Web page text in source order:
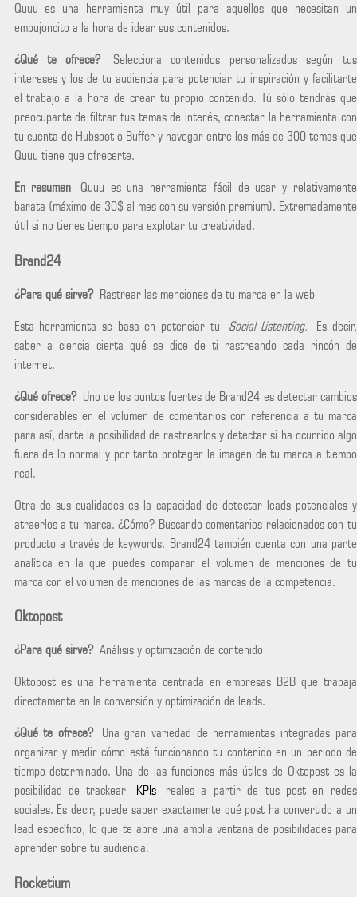
Quuu es una herramienta muy útil para aquellos que necesitan un
empujoncito a la hora de idear sus contenidos.
¿Qué te ofrece? Selecciona contenidos personalizados según tus
intereses y los de tu audiencia para potenciar tu inspiración y facilitarte
el trabajo a la hora de crear tu propio contenido. Tú sólo tendrás que
preocuparte de filtrar tus temas de interés, conectar la herramienta con
tu cuenta de Hubspot o Buffer y navegar entre los más de 300 temas que
Quuu tiene que ofrecerte.
En resumen Quuu es una herramienta fácil de usar y relativamente
barata (máximo de 30$ al mes con su versión premium). Extremadamente
útil si no tienes tiempo para explotar tu creatividad.
Brand24
¿Para qué sirve? Rastrear las menciones de tu marca en la web
Esta herramienta se basa en potenciar tu Social Listenting. Es decir,
saber a ciencia cierta qué se dice de ti rastreando cada rincón de
internet.
¿Qué ofrece? Uno de los puntos fuertes de Brand24 es detectar cambios
considerables en el volumen de comentarios con referencia a tu marca
para así, darte la posibilidad de rastrearlos y detectar si ha ocurrido algo
fuera de lo normal y por tanto proteger la imagen de tu marca a tiempo
real.
Otra de sus cualidades es la capacidad de detectar leads potenciales y
atraerlos a tu marca. ¿Cómo? Buscando comentarios relacionados con tu
producto a través de keywords. Brand24 también cuenta con una parte
analítica en la que puedes comparar el volumen de menciones de tu
marca con el volumen de menciones de las marcas de la competencia.
Oktopost
¿Para qué sirve? Análisis y optimización de contenido
Oktopost es una herramienta centrada en empresas B2B que trabaja
directamente en la conversión y optimización de leads.
¿Qué te ofrece? Una gran variedad de herramientas integradas para
organizar y medir cómo está funcionando tu contenido en un periodo de
tiempo determinado. Una de las funciones más útiles de Oktopost es la
posibilidad de trackear KPIsreales a partir de tus post en redes
sociales. Es decir, puede saber exactamente qué post ha convertido a un
lead específico, lo que te abre una amplia ventana de posibilidades para
aprender sobre tu audiencia.
Rocketium